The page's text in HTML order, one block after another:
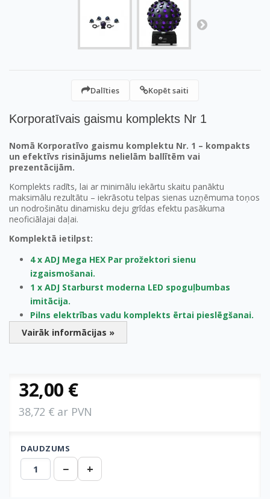
Dalīties Kopēt saiti
Korporatīvais gaismu komplekts Nr 1
Nomā Korporatīvo gaismu komplektu Nr. 1 – kompakts
un efektīvs risinājums nelielām ballītēm vai
prezentācijām.
Komplekts radīts, lai ar minimālu iekārtu skaitu panāktu
maksimālu rezultātu – iekrāsotu telpas sienas uzņēmuma toņos
un nodrošinātu dinamisku deju grīdas efektu pasākuma
neoficiālajai daļai.
Komplektā ietilpst:
4 x ADJ Mega HEX Par prožektori sienu
izgaismošanai.
1 x ADJ Starburst moderna LED spoguļbumbas
imitācija.
Pilns elektrības vadu komplekts ērtai pieslēgšanai.
Vairāk informācijas »
32,00 €
38,72 € ar PVN
DAUDZUMS
− +